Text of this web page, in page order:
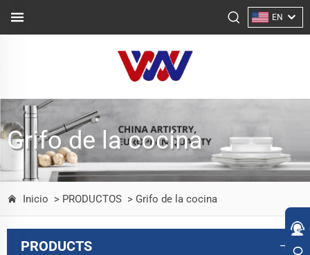
EN
Grifo de la cocina
Inicio > PRODUCTOS > Grifo de la cocina
PRODUCTS